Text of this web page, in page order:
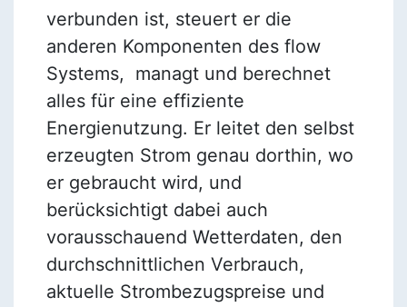
verbunden ist, steuert er die
anderen Komponenten des flow
Systems, managt und berechnet
alles für eine effiziente
Energienutzung. Er leitet den selbst
erzeugten Strom genau dorthin, wo
er gebraucht wird, und
berücksichtigt dabei auch
vorausschauend Wetterdaten, den
durchschnittlichen Verbrauch,
aktuelle Strombezugspreise und